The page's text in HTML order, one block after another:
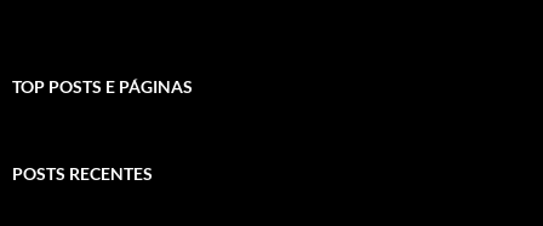
TOP POSTS E PÁGINAS
POSTS RECENTES